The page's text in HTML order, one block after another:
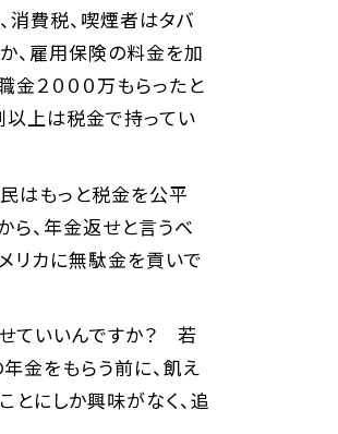
消費税、喫煙者はタバ
、雇用保険の料金を加
金２０００万もらったと
以上は税金で持ってい
はもっと税金を公平
、年金返せと言うべ
リカに無駄金を貢いで
ていいんですか？ 若
金をもらう前に、飢え
にしか興味がなく、追